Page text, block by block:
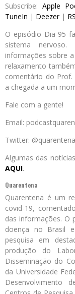
Subscribe: Apple
TuneIn | Deezer|
O episódio Dia 95
sistema
informações sobre
relaxamento
comentário do
a chegada a um
Fale com a gente!
Email:
Twitter:
Algumas das
AQUI.
Quarentena
Quarentena é um
covid-19,
das informações. O
doença no Brasil
pesquisa em
produção do
Disseminação do
da Universidade
Desenvolvimento